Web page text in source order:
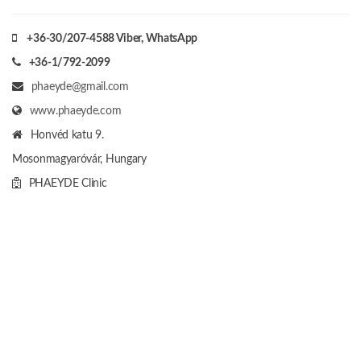
+36-30/207-4588Viber, WhatsApp
+36-1/792-2099
phaeyde@gmail.com
www.phaeyde.com
Honvéd katu 9.
Mosonmagyaróvár, Hungary
PHAEYDE Clinic